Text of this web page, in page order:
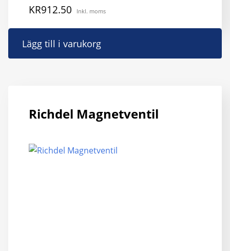
912.50
KR Inkl. moms
Lägg till i varukorg
Richdel Magnetventil